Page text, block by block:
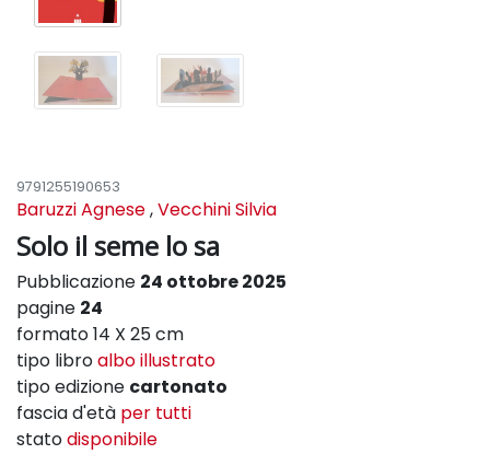
9791255190653
Baruzzi Agnese,Vecchini Silvia
Solo il seme lo sa
Pubblicazione 24 ottobre 2025
pagine 24
formato 14 X 25 cm
tipo libroalbo illustrato
tipo edizione cartonato
fascia d'età per tutti
statodisponibile